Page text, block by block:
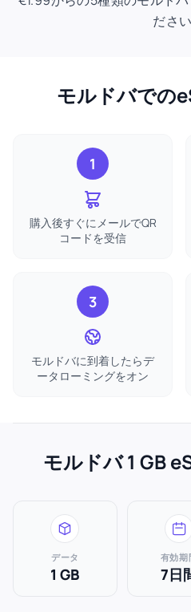
ださい
モルドバでの
1
購入後すぐにメールでQR
コードを受信
3
モルドバに到着したらデ
ータローミングをオン
モルドバ 1 GB
データ
1 GB
有効期
7日